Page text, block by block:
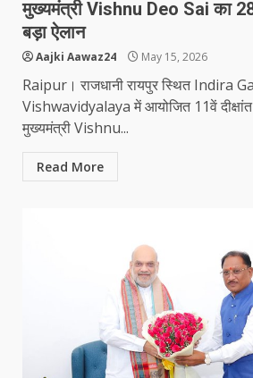
मुख्यमंत्री Vishnu Deo Sai का
बड़ा ऐलान
Aajki Aawaz24 May 15, 2026
Raipur। राजधानी रायपुर स्थित Indira
Vishwavidyalaya में आयोजित 11वें दीक्षांत
मुख्यमंत्री Vishnu...
Read More